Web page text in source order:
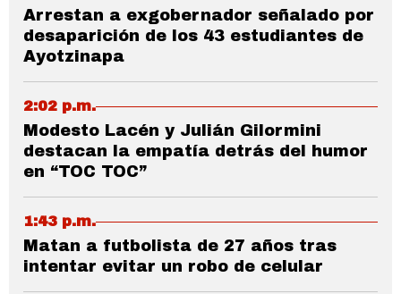
Arrestan a exgobernador señalado por
desaparición de los 43 estudiantes de
Ayotzinapa
2:02 p.m.
Modesto Lacén y Julián Gilormini
destacan la empatía detrás del humor
en “TOC TOC”
1:43 p.m.
Matan a futbolista de 27 años tras
intentar evitar un robo de celular